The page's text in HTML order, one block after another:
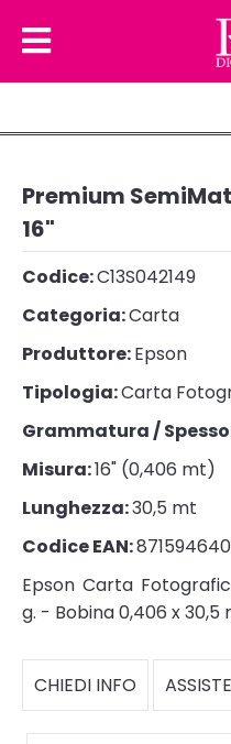
Premium
16"
Codice:C13S042149
Categoria:Carta
Produttore:Epson
Tipologia:Carta
Grammatura /
Misura:16" (0,406 mt)
Lunghezza:30,5 mt
Codice EAN:
Epson Carta
g. - Bobina 0,406 x 30,5
CHIEDI INFO